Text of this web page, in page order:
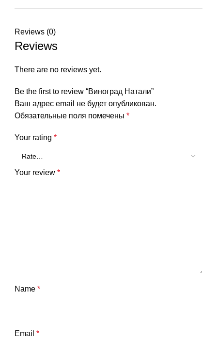
Reviews (0)
Reviews
There are no reviews yet.
Be the first to review “Виноград Натали”
Ваш адрес email не будет опубликован.
Обязательные поля помечены *
Your rating *
Your review *
Name *
Email *